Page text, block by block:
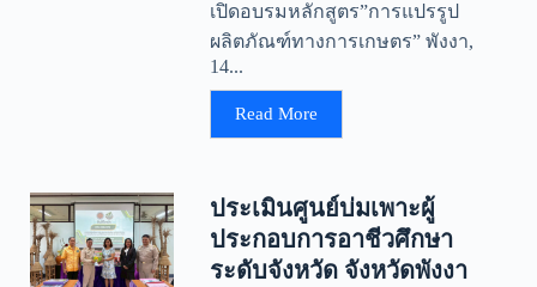
เปิดอบรมหลักสูตร”การแปรรูป
ผลิตภัณฑ์ทางการเกษตร” พังงา,
14...
Read More
ประเมินศูนย์บ่มเพาะผู้
ประกอบการอาชีวศึกษา
ระดับจังหวัด จังหวัดพังงา